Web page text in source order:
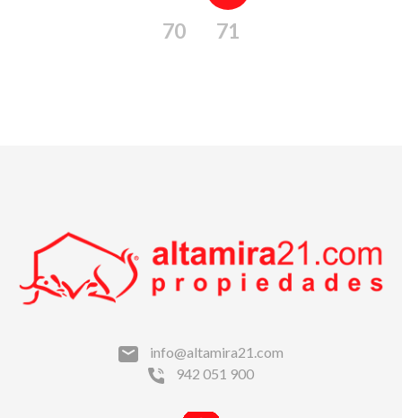
70
71
info@altamira21.com
942 051 900